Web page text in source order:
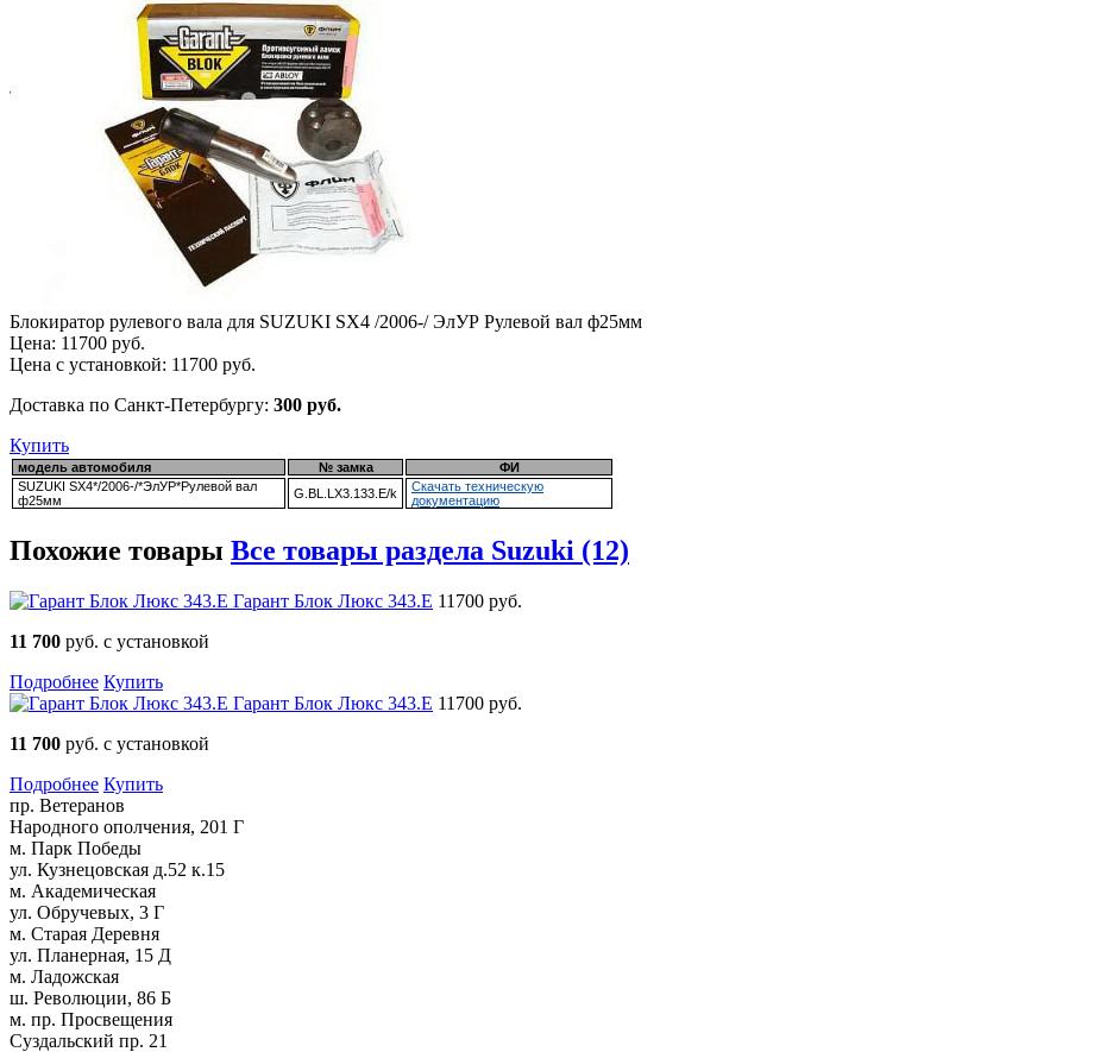
Блокиратор рулевого вала для SUZUKI SX4 /2006-/ ЭлУР Рулевой вал ф25мм
Цена: 11700 руб.
Цена с установкой: 11700 руб.
Доставка по Санкт-Петербургу: 300 руб.
Купить
модель автомобиля № замка
ФИ
SUZUKI SX4*/2006-/*ЭлУР*Рулевой вал
ф25мм
G.BL.LX3.133.E/k
Скачать техническую
документацию
Похожие товары Все товары раздела Suzuki (12)
Гарант Блок Люкс 343.E 11700 руб.
11 700 руб. с установкой
Подробнее Купить
Гарант Блок Люкс 343.E 11700 руб.
11 700 руб. с установкой
Подробнее Купить
пр. Ветеранов
Народного ополчения, 201 Г
м. Парк Победы
ул. Кузнецовская д.52 к.15
м. Академическая
ул. Обручевых, 3 Г
м. Старая Деревня
ул. Планерная, 15 Д
м. Ладожская
ш. Революции, 86 Б
м. пр. Просвещения
Суздальский пр. 21